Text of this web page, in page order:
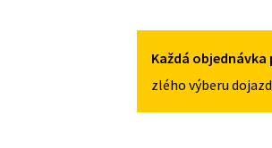
8
2012
125/70R16
Každá
zlého výberu